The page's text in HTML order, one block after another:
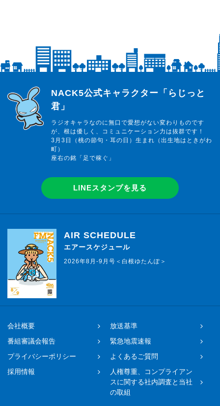
らじっと君
NACK5公式キャラクター「らじっと
君」
ラジオキャラなのに無口で愛想がない変わりものです
が、根は優しく、コミュニケーション力は抜群です！
3月3日（桃の節句・耳の日）生まれ（出生地はときがわ
町）
座右の銘「足で稼ぐ」
LINEスタンプを見る
AIR SCHEDULE
エアースケジュール
2026年8月-9月号＜白根ゆたんぽ＞
会社概要
放送基準
番組審議会報告
緊急地震速報
プライバシーポリシー
よくあるご質問
採用情報
人権尊重、コンプライアン
スに関する社内調査と当社
の取組